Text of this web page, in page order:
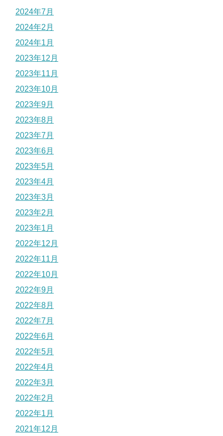
2024年7月
2024年2月
2024年1月
2023年12月
2023年11月
2023年10月
2023年9月
2023年8月
2023年7月
2023年6月
2023年5月
2023年4月
2023年3月
2023年2月
2023年1月
2022年12月
2022年11月
2022年10月
2022年9月
2022年8月
2022年7月
2022年6月
2022年5月
2022年4月
2022年3月
2022年2月
2022年1月
2021年12月